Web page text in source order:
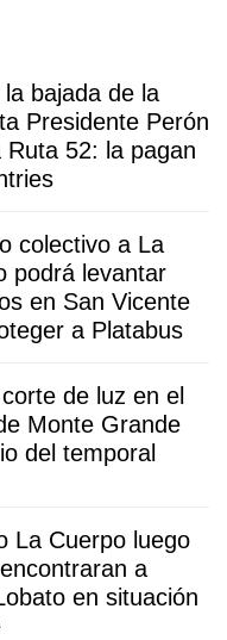
bajada de la
Presidente Perón
Ruta 52: la pagan
colectivo a La
podrá levantar
en San Vicente
a Platabus
de luz en el
Monte Grande
del temporal
La Cuerpo luego
a
en situación